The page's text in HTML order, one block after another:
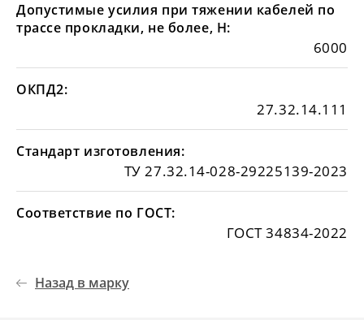
Допустимые усилия при тяжении кабелей по
трассе прокладки, не более, Н:
6000
ОКПД2:
27.32.14.111
Стандарт изготовления:
ТУ 27.32.14-028-29225139-2023
Соответствие по ГОСТ:
ГОСТ 34834-2022
Назад в марку